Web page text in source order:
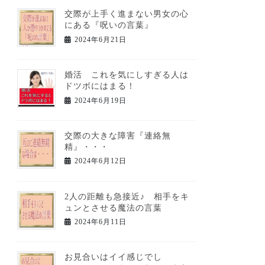
交際が上手く進まない男女の心
にある『呪いの言葉』
2024年6月21日
婚活 これを気にしすぎる人は
ドツボにはまる！
2024年6月19日
交際の大きな障害『連絡無
精』・・・
2024年6月12日
2人の距離も急接近♪ 相手をキ
ュンとさせる魔法の言葉
2024年6月11日
お見合いはイイ感じでし